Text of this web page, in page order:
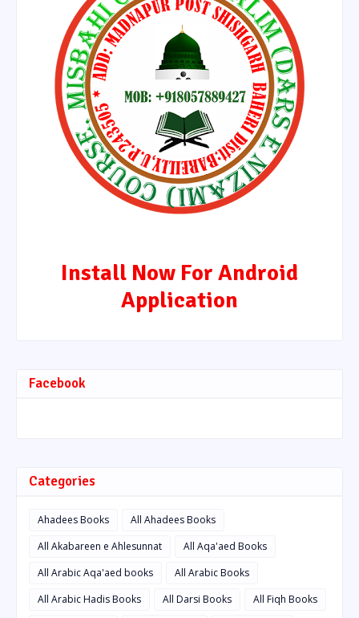
Install Now For Android
Application
Facebook
Categories
Ahadees Books
All Ahadees Books
All Akabareen e Ahlesunnat
All Aqa'aed Books
All Arabic Aqa'aed books
All Arabic Books
All Arabic Hadis Books
All Darsi Books
All Fiqh Books